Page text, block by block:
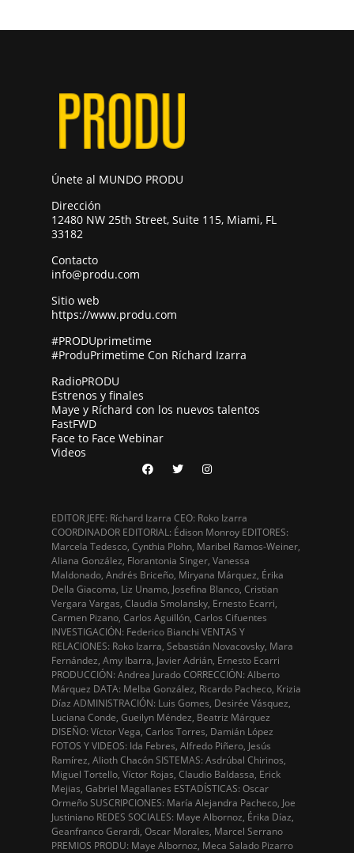
Únete al MUNDO PRODU
Dirección
12480 NW 25th Street, Suite 115, Miami, FL
33182
Contacto
info@produ.com
Sitio web
https://www.produ.com
#PRODUprimetime
#ProduPrimetime Con Ríchard Izarra
RadioPRODU
Estrenos y finales
Maye y Ríchard con los nuevos talentos
FastFWD
Face to Face Webinar
Videos
EDITOR JEFE: Ríchard Izarra CEO: Roko Izarra
COORDINADOR EDITORIAL: Édison Monroy EDITORES:
Marcela Tedesco, Cynthia Plohn, Maribel Ramos-Weiner,
Aliana González, Florantonia Singer, Vanessa
Maldonado, Andrés Briceño, Miryana Márquez, Érika
Della Giacoma, Liz Unamo, Josefina Blanco, Cristian
Vergara Vargas, Claudia Smolansky, Ernesto Ecarri,
Carmen Pizano, Carlos Aguillón, Carlos Cifuentes
INVESTIGACIÓN: Federico Bianchi VENTAS Y
RELACIONES: Roko Izarra, Sebastián Novacovsky, Mara
Fernández, Amy Ibarra, Javier Adrián, Ernesto Ecarri
PRODUCCIÓN: Andrea Jurado CORRECCIÓN: Alberto
Márquez DATA: Melba González, Ricardo Pacheco, Krizia
Díaz ADMINISTRACIÓN: Luis Gomes, Desirée Vásquez,
Luciana Conde, Gueilyn Méndez, Beatriz Márquez
DISEÑO: Víctor Vega, Carlos Torres, Damián López
FOTOS Y VIDEOS: Ida Febres, Alfredo Piñero, Jesús
Ramírez, Alioth Chacón SISTEMAS: Asdrúbal Chirinos,
Miguel Tortello, Víctor Rojas, Claudio Baldassa, Erick
Mejias, Gabriel Magallanes ESTADÍSTICAS: Oscar
Ormeño SUSCRIPCIONES: María Alejandra Pacheco, Joe
Justiniano REDES SOCIALES: Maye Albornoz, Érika Díaz,
Geanfranco Gerardi, Oscar Morales, Marcel Serrano
PREMIOS PRODU: Maye Albornoz, Meca Salado Pizarro